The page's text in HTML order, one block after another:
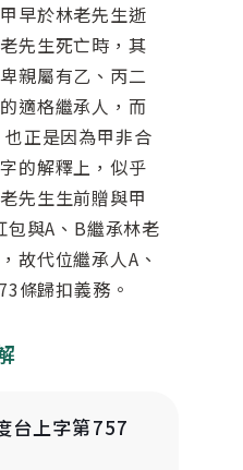
早於林老先生逝
先生死亡時，其
親屬有乙、丙二
適格繼承人，而
正是因為甲非合
的解釋上，似乎
先生生前贈與甲
與A、B繼承林老
故代位繼承人A、
條歸扣義務。
台上字第757